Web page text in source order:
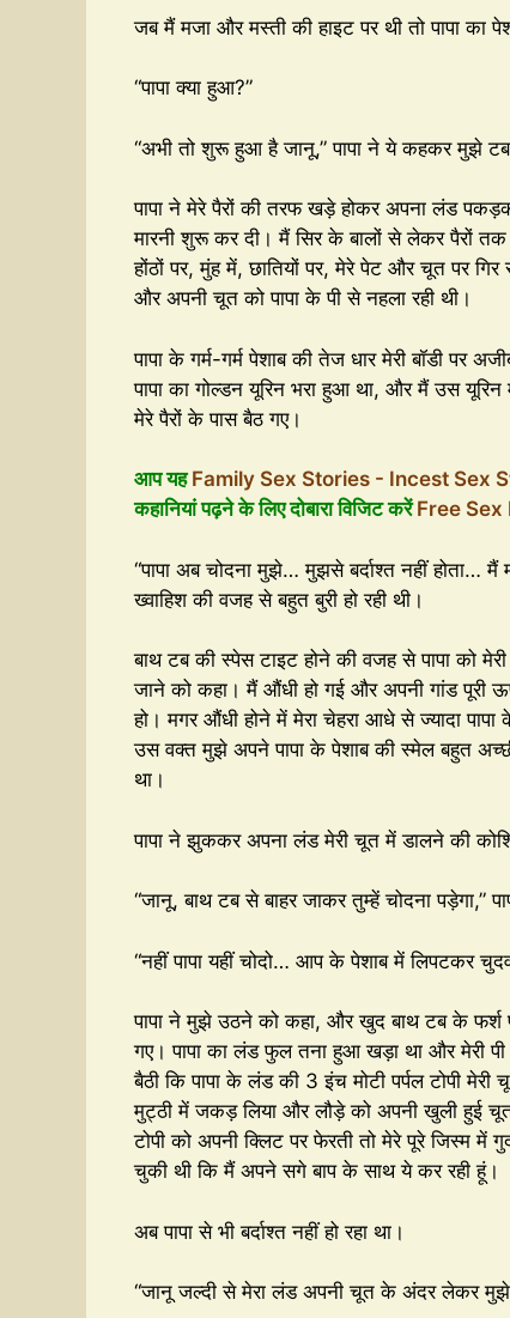
जब मैं मजा और मस्ती की हाइट पर थी तो पापा का
“पापा क्या हुआ?”
“अभी तो शुरू हुआ है जानू,” पापा ने ये कहकर मुझे
पापा ने मेरे पैरों की तरफ खड़े होकर अपना लंड
मारनी शुरू कर दी। मैं सिर के बालों से लेकर पैरों तक
होंठों पर, मुंह में, छातियों पर, मेरे पेट और चूत पर गिर
और अपनी चूत को पापा के पी से नहला रही थी।
पापा के गर्म-गर्म पेशाब की तेज धार मेरी बॉडी पर
पापा का गोल्डन यूरिन भरा हुआ था, और मैं उस
मेरे पैरों के पास बैठ गए।
आप यहFamily Sex Stories - Incest Sex
कहानियां पढ़ने के लिए दोबारा विजिट करेंFree Sex
“पापा अब चोदना मुझे… मुझसे बर्दाश्त नहीं होता…
ख्वाहिश की वजह से बहुत बुरी हो रही थी।
बाथ टब की स्पेस टाइट होने की वजह से पापा को
जाने को कहा। मैं औंधी हो गई और अपनी गांड पूरी
हो। मगर औंधी होने में मेरा चेहरा आधे से ज्यादा
उस वक्त मुझे अपने पापा के पेशाब की स्मेल बहुत
था।
पापा ने झुककर अपना लंड मेरी चूत में डालने की
“जानू, बाथ टब से बाहर जाकर तुम्हें चोदना पड़ेगा,”
“नहीं पापा यहीं चोदो… आप के पेशाब में लिपटकर
पापा ने मुझे उठने को कहा, और खुद बाथ टब के
गए। पापा का लंड फुल तना हुआ खड़ा था और मेरी
बैठी कि पापा के लंड की 3 इंच मोटी पर्पल टोपी
मुट्ठी में जकड़ लिया और लौड़े को अपनी खुली हुई
टोपी को अपनी क्लिट पर फेरती तो मेरे पूरे जिस्म
चुकी थी कि मैं अपने सगे बाप के साथ ये कर रही हूं।
अब पापा से भी बर्दाश्त नहीं हो रहा था।
“जानू जल्दी से मेरा लंड अपनी चूत के अंदर लेकर मुझे